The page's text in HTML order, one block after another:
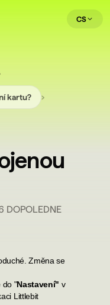
CS
kartu? ›
DOPOLEDNE
Změna se
do "Nastavení" v
Littlebit